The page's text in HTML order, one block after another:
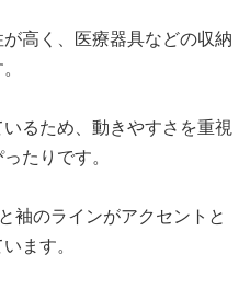
高く、医療器具などの収納
るため、動きやすさを重視
たりです。
袖のラインがアクセントと
ます。